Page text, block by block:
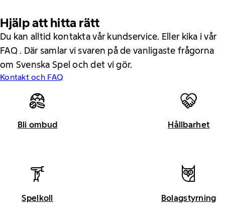
Hjälp att hitta rätt
Du kan alltid kontakta vår kundservice. Eller kika i vår
FAQ . Där samlar vi svaren på de vanligaste frågorna
om Svenska Spel och det vi gör.
Kontakt och FAQ
Bli ombud Hållbarhet
Spelkoll Bolagstyrning